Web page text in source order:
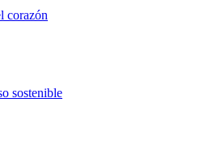
corazón
sostenible